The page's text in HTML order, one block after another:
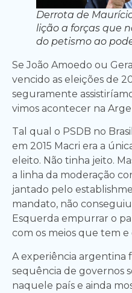
Derrota de
lição a forças que
do petismo ao
Se João Amoedo ou
vencido as eleições de
seguramente
vimos acontecer na
Tal qual o PSDB no
em 2015 Macri era a
eleito. Não tinha jeito.
a linha da moderação
jantado pelo
mandato, não
Esquerda empurrar o
com os meios que tem e
A experiência argentina
sequência de governos
naquele país e ainda